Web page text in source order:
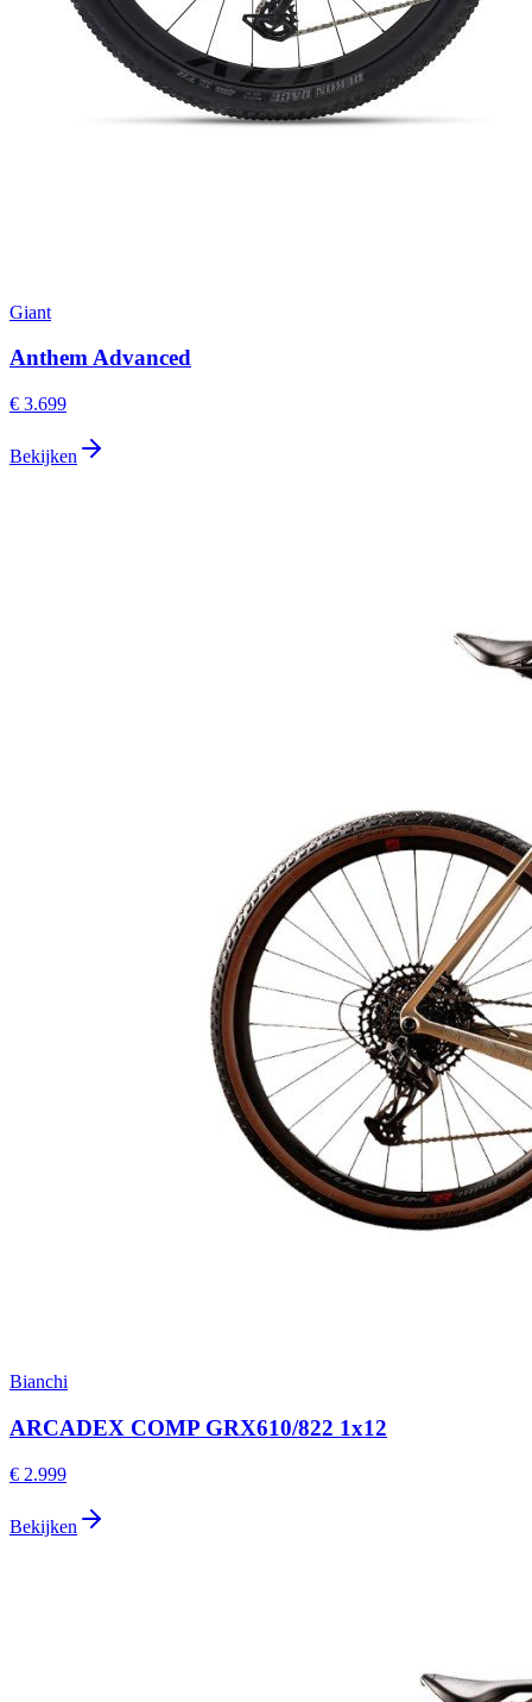
Giant
Anthem Advanced
€ 3.699
Bekijken
Bianchi
ARCADEX COMP GRX610/822 1x12
€ 2.999
Bekijken